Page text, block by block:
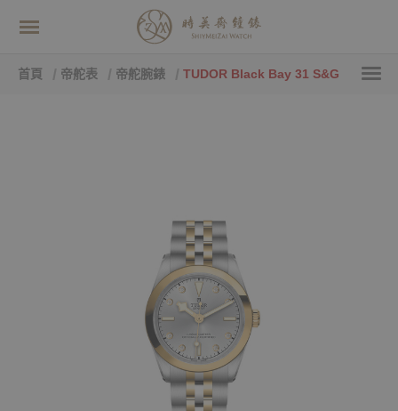
首頁 帝舵表 帝舵腕錶 TUDOR Black Bay 31 S&G